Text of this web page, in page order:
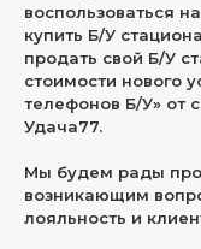
воспользоваться
купить Б/У
продать свой Б/У
стоимости нового
телефонов Б/У» от
Удача77.
Мы будем рады
возникающим
лояльность и